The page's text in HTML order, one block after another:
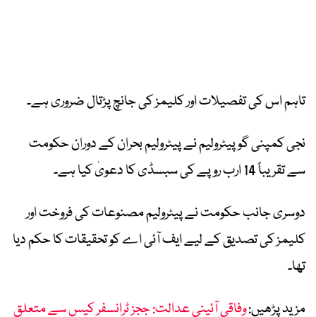
تاہم اس کی تفصیلات اور کلیمز کی جانچ پڑتال ضروری ہے۔
نجی کمپنی گوپیٹرولیم نے پیٹرولیم بحران کے دوران حکومت
سے تقریباً 14 ارب روپے کی سبسڈی کا دعویٰ کیا ہے۔
دوسری جانب حکومت نے پیٹرولیم مصنوعات کی فروخت اور
کلیمز کی تصدیق کے لیے ایف آئی اے کو تحقیقات کا حکم دیا
تھا۔
مزید پڑھیں:وفاقی آئینی عدالت: ججز ٹرانسفر کیس سے متعلق